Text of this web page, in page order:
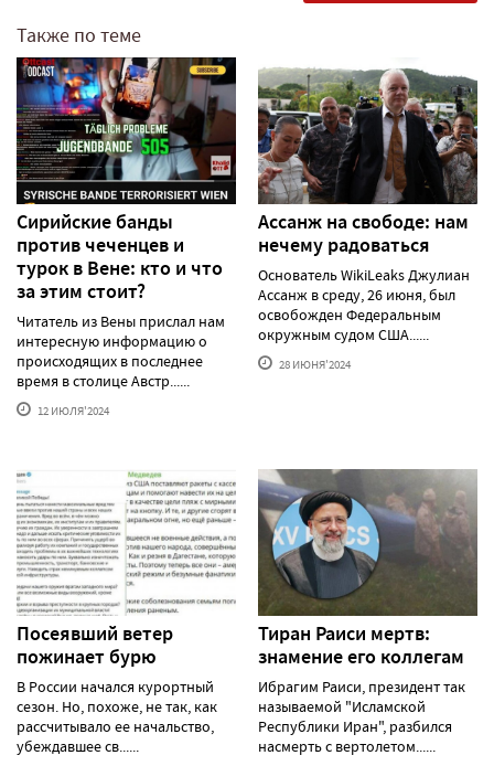
Также по теме
Сирийские банды
против чеченцев и
турок в Вене: кто и что
за этим стоит?
Читатель из Вены прислал нам
интересную информацию о
происходящих в последнее
время в столице Австр......
12 ИЮЛЯ'2024
Ассанж на свободе: нам
нечему радоваться
Основатель WikiLeaks Джулиан
Ассанж в среду, 26 июня, был
освобожден Федеральным
окружным судом США......
28 ИЮНЯ'2024
Посеявший ветер
пожинает бурю
В России начался курортный
сезон. Но, похоже, не так, как
рассчитывало ее начальство,
убеждавшее св......
Тиран Раиси мертв:
знамение его коллегам
Ибрагим Раиси, президент так
называемой "Исламской
Республики Иран", разбился
насмерть с вертолетом......